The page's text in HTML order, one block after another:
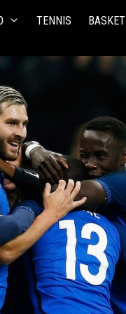
TENNIS BASKET